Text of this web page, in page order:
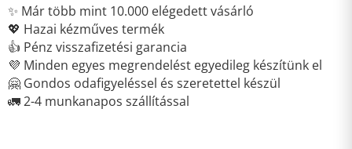
✨ Már több mint 10.000 elégedett vásárló
💖 Hazai kézműves termék
👍 Pénz visszafizetési garancia
💜 Minden egyes megrendelést egyedileg készítünk el
🤗 Gondos odafigyeléssel és szeretettel készül
🚛 2-4 munkanapos szállítással